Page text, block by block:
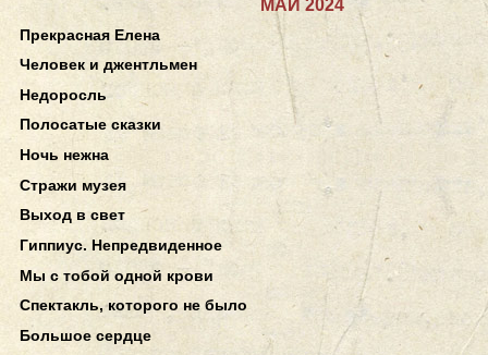
МАЙ 2024
Прекрасная Елена
Человек и джентльмен
Недоросль
Полосатые сказки
Ночь нежна
Стражи музея
Выход в свет
Гиппиус. Непредвиденное
Мы с тобой одной крови
Спектакль, которого не было
Большое сердце